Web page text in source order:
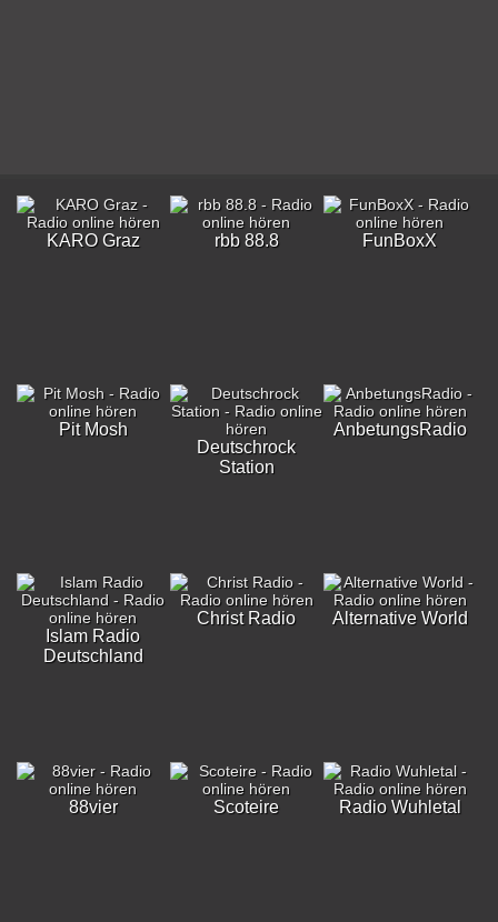
KARO Graz rbb 88.8 FunBoxX
Pit Mosh
Deutschrock
Station
AnbetungsRadio
Islam Radio
Deutschland
Christ Radio Alternative World
88vier Scoteire Radio Wuhletal